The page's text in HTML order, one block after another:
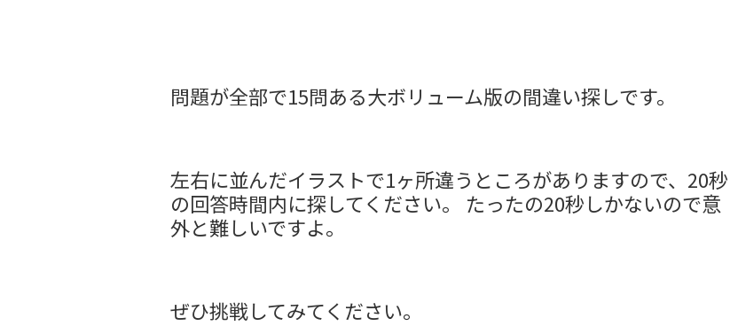
問題が全部で15問ある大ボリューム版の間違い探しです。
左右に並んだイラストで1ヶ所違うところがありますので、20秒
の回答時間内に探してください。 たったの20秒しかないので意
外と難しいですよ。
ぜひ挑戦してみてください。